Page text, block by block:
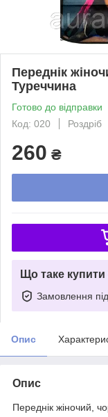
Переднік
Туреччина
Готово до відправки
Код: 020
Роздріб
260 ₴
Що таке
Замовлення
Опис
Опис
Переднік жіночий,